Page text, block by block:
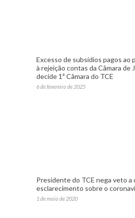
Excesso de subsídios pagos ao
à rejeição contas da Câmara de
decide 1ª Câmara do TCE
6 de fevereiro de 2025
Presidente do TCE nega veto a
esclarecimento sobre o
1 de maio de 2020